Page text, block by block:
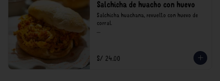
Salchicha de huacho con huevo
Salchicha huachana, revuelto con huevo de
corral.
consumo.
S/ 24.00